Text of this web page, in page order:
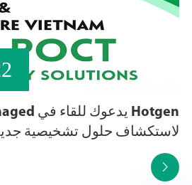
لاستكشاف حلول تشخيصية
